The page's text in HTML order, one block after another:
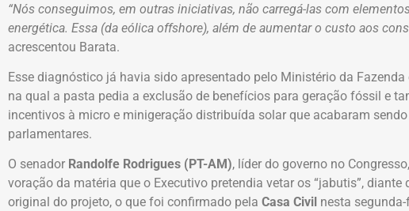
“Nós conseguimos, em outras iniciativas, não carregá-las com
energética. Essa (da eólica offshore), além de aumentar o custo aos
acrescentou Barata.
Esse diagnóstico já havia sido apresentado pelo Ministério da
na qual a pasta pedia a exclusão de benefícios para geração fóssil e
incentivos à micro e minigeração distribuída solar que acabaram
parlamentares.
O senador Randolfe Rodrigues (PT-AM), líder do governo no
voração da matéria que o Executivo pretendia vetar os “jabutis”,
original do projeto, o que foi confirmado pela Casa Civil nesta